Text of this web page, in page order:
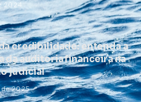
2024
credibilidade: entenda a
da auditoria financeira na
judicial
2025